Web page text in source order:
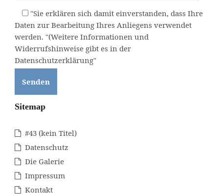
"Sie erklären sich damit einverstanden, dass Ihre
Daten zur Bearbeitung Ihres Anliegens verwendet
werden. "(Weitere Informationen und
Widerrufshinweise gibt es in der
Datenschutzerklärung"
Sitemap
#43 (kein Titel)
Datenschutz
Die Galerie
Impressum
Kontakt